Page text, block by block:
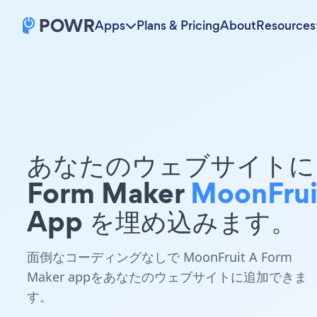
Apps Plans & PricingAboutResources
あなたのウェブサイト
Form Maker
App を埋め込みます。
面倒なコーディングなしで MoonFruit A Form
Maker appをあなたのウェブサイトに追加できま
す。